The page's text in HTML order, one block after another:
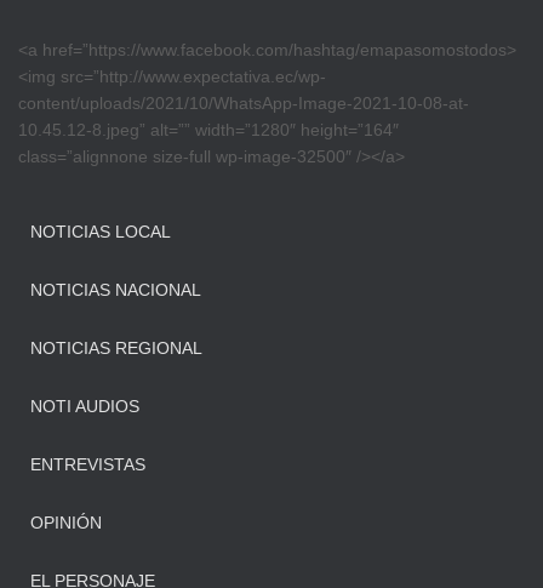
<a href=”https://www.facebook.com/hashtag/emapasomostodos>
<img src=”http://www.expectativa.ec/wp-
content/uploads/2021/10/WhatsApp-Image-2021-10-08-at-
10.45.12-8.jpeg” alt=”” width=”1280″ height=”164″
class=”alignnone size-full wp-image-32500″ /></a>
NOTICIAS LOCAL
NOTICIAS NACIONAL
NOTICIAS REGIONAL
NOTI AUDIOS
ENTREVISTAS
OPINIÓN
EL PERSONAJE